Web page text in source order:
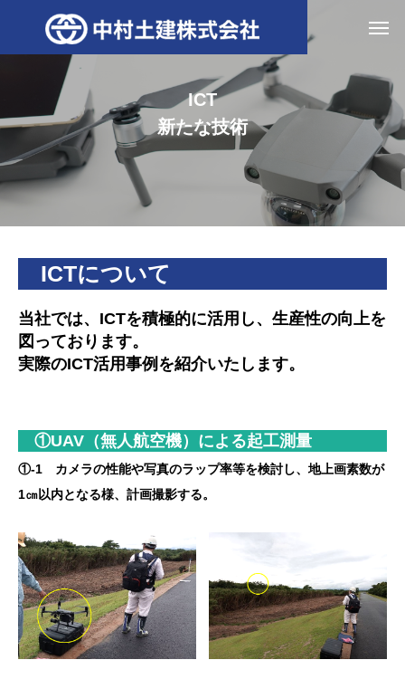
ICT
新たな技術
ICTについて
当社では、ICTを積極的に活用し、生産性の向上を
図っております。
実際のICT活用事例を紹介いたします。
①UAV（無人航空機）による起工測量
①-1 カメラの性能や写真のラップ率等を検討し、地上画素数が
1㎝以内となる様、計画撮影する。